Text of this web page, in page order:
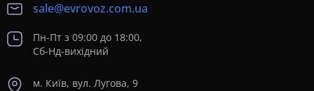
sale@evrovoz.com.ua
Пн-Пт з 09:00 до 18:00,
Сб-Нд-вихідний
м. Київ, вул. Лугова, 9